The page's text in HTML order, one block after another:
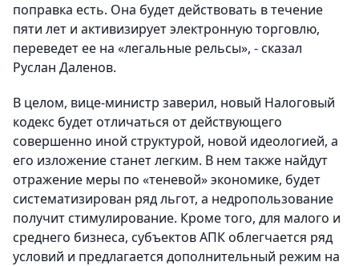
поправка есть. Она будет действовать в течение
пяти лет и активизирует электронную торговлю,
переведет ее на «легальные рельсы», - сказал
Руслан Даленов.
В целом, вице-министр заверил, новый Налоговый
кодекс будет отличаться от действующего
совершенно иной структурой, новой идеологией, а
его изложение станет легким. В нем также найдут
отражение меры по «теневой» экономике, будет
систематизирован ряд льгот, а недропользование
получит стимулирование. Кроме того, для малого и
среднего бизнеса, субъектов АПК облегчается ряд
условий и предлагается дополнительный режим на